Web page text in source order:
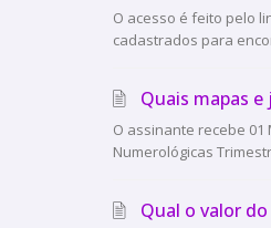
O acesso é feito pelo
cadastrados para
Quais mapas
O assinante recebe 01
Numerológicas
Qual o valor